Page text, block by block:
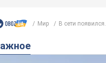
Мир В сети появился...
Важное